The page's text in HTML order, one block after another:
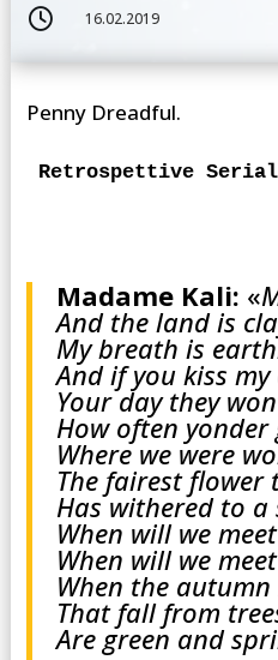
 16.02.2019
Penny Dreadful.
Retrospettive
Madame Kali: «
And the land is
My breath is
And if you kiss
Your day they
How often
Where we were
The fairest flower
Has withered to a
When will we
When will we
When the autumn
That fall from
Are green and